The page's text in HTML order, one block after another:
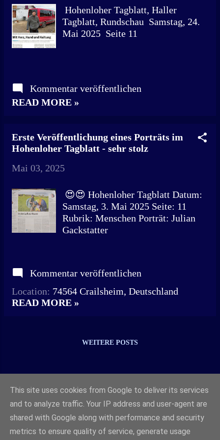
Unterstützung kam aus ihrer
Familie, insbesondere von Tochter
Josefin Ewert, die sich zunächst
der Familie Lindenmeyer, bevor
Undine Ewerts Schwiegereltern es
Markenname, für den viel Geld
gezahlt wurde. Die Leute hier in
Crailsheim kennen ihn", erklärt
Undine Ewert - und auch heute ist
Hohenloher Tagblatt, Haller
Tagblatt, Rundschau Samstag, 24.
Mai 2025 Seite 11
Kommentar veröffentlichen
READ MORE »
Erste Veröffentlichung eines Porträts im
Hohenloher Tagblatt - sehr stolz
Mai 03, 2025
😍😍 Hohenloher Tagblatt Datum:
Samstag, 3. Mai 2025 Seite: 11
Rubrik: Menschen Porträt: Julian
Gackstatter
Kommentar veröffentlichen
Location: 74564 Crailsheim, Deutschland
READ MORE »
WEITERE POSTS
Powered by Blogger
This site uses cookies from Google to deliver its services
and to analyze traffic. Your IP address and user-agent are
shared with Google along with performance and security
metrics to ensure quality of service, generate usage